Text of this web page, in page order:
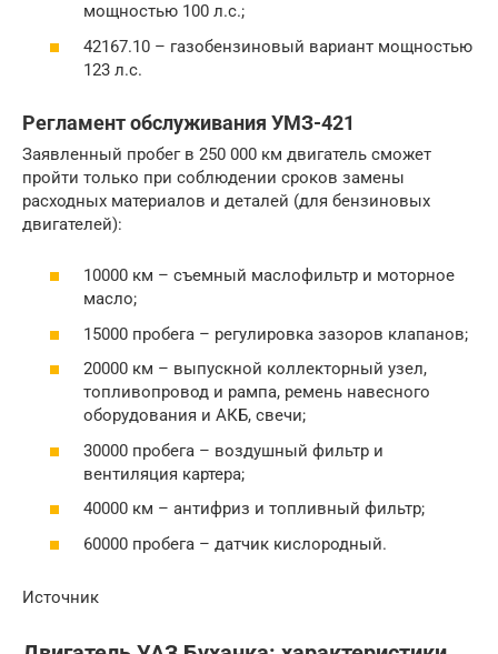
мощностью 100 л.с.;
42167.10 – газобензиновый вариант мощностью
123 л.с.
Регламент обслуживания УМЗ-421
Заявленный пробег в 250 000 км двигатель сможет
пройти только при соблюдении сроков замены
расходных материалов и деталей (для бензиновых
двигателей):
10000 км – съемный маслофильтр и моторное
масло;
15000 пробега – регулировка зазоров клапанов;
20000 км – выпускной коллекторный узел,
топливопровод и рампа, ремень навесного
оборудования и АКБ, свечи;
30000 пробега – воздушный фильтр и
вентиляция картера;
40000 км – антифриз и топливный фильтр;
60000 пробега – датчик кислородный.
Источник